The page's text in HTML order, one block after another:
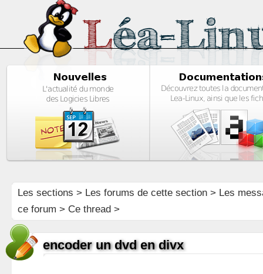
Les sections > Les forums de cette section> Les
ce forum > Ce thread >
encoder un dvd en divx